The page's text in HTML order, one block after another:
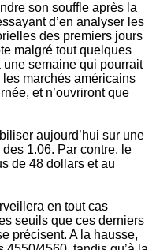
son souffle après la
d’en analyser les
des premiers jours
malgré tout quelques
semaine qui pourrait
les marchés américains
et n’ouvriront que
aujourd’hui sur une
1.06. Par contre, le
de 48 dollars et au
en tout cas
seuils que ces derniers
précisent. A la hausse,